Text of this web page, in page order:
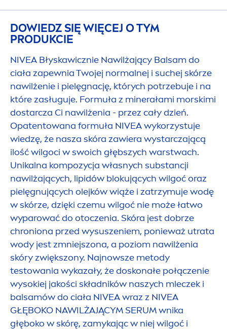
DOWIEDZ SIĘ WIĘCEJ O TYM
PRODUKCIE
NIVEA Błyskawicznie Nawilżający Balsam do
ciała zapewnia Twojej normalnej i suchej skórze
nawilżenie i pielęgnację, których potrzebuje i na
które zasługuje. Formuła z minerałami morskimi
dostarcza Ci nawilżenia - przez cały dzień.
Opatentowana formuła NIVEAwykorzystuje
wiedzę, że nasza skóra zawiera wystarczającą
ilość wilgoci w swoich głębszych warstwach.
Unikalna kompozycja własnych substancji
nawilżających, lipidów blokujących wilgoć oraz
pielęgnujących olejków wiąże i zatrzymuje wodę
w skórze, dzięki czemu wilgoć nie może łatwo
wyparować do otoczenia. Skóra jest dobrze
chroniona przed wysuszeniem, ponieważ utrata
wody jest zmniejszona, a poziom nawilżenia
skóry zwiększony. Najnowsze metody
testowania wykazały, że doskonałe połączenie
wysokiej jakości składników naszych mleczek i
balsamów do ciała NIVEAwraz z NIVEA
GŁĘBOKO NAWILŻAJĄCYM SERUM wnika
głęboko w skórę, zamykając w niej wilgoć i